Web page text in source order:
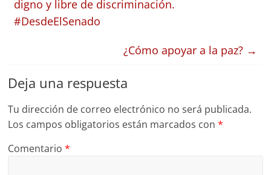
digno y libre de discriminación.
#DesdeElSenado
¿Cómo apoyar a la paz? →
Deja una respuesta
Tu dirección de correo electrónico no será publicada.
Los campos obligatorios están marcados con*
Comentario*